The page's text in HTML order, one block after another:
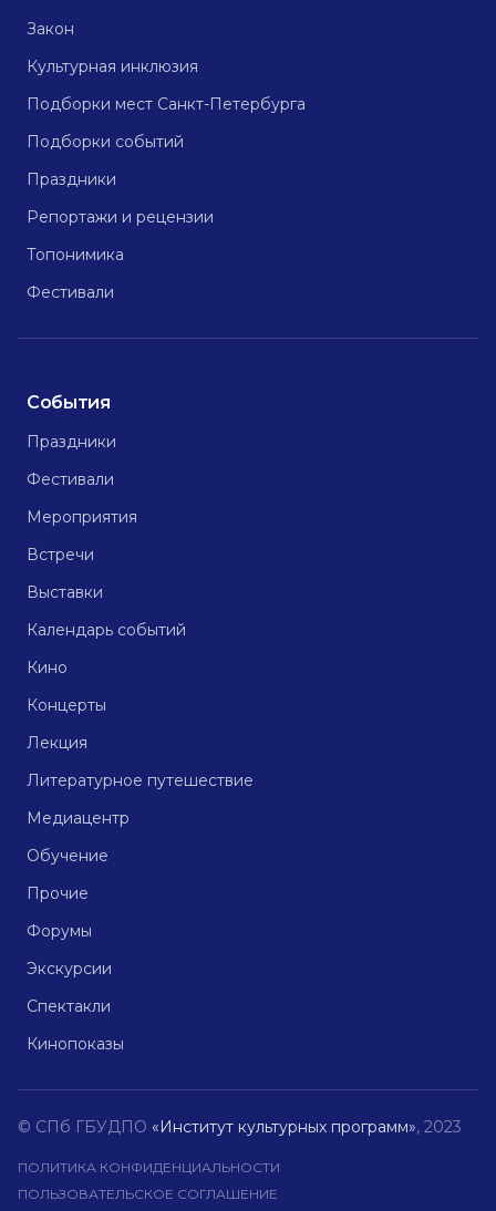
Закон
Культурная инклюзия
Подборки мест Санкт-Петербурга
Подборки событий
Праздники
Репортажи и рецензии
Топонимика
Фестивали
События
Праздники
Фестивали
Мероприятия
Встречи
Выставки
Календарь событий
Кино
Концерты
Лекция
Литературное путешествие
Медиацентр
Обучение
Прочие
Форумы
Экскурсии
Спектакли
Кинопоказы
© СПб ГБУДПО «Институт культурных программ», 2023
ПОЛИТИКА КОНФИДЕНЦИАЛЬНОСТИ
ПОЛЬЗОВАТЕЛЬСКОЕ СОГЛАШЕНИЕ